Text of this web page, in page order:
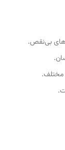
بی‌نقص.
مختلف.